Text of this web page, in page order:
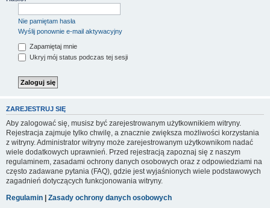
Nie pamiętam hasła
Wyślij ponownie e-mail aktywacyjny
Zapamiętaj mnie
Ukryj mój status podczas tej sesji
ZAREJESTRUJ SIĘ
Aby zalogować się, musisz być zarejestrowanym użytkownikiem witryny.
Rejestracja zajmuje tylko chwilę, a znacznie zwiększa możliwości korzystania
z witryny. Administrator witryny może zarejestrowanym użytkownikom nadać
wiele dodatkowych uprawnień. Przed rejestracją zapoznaj się z naszym
regulaminem, zasadami ochrony danych osobowych oraz z odpowiedziami na
często zadawane pytania (FAQ), gdzie jest wyjaśnionych wiele podstawowych
zagadnień dotyczących funkcjonowania witryny.
Regulamin | Zasady ochrony danych osobowych